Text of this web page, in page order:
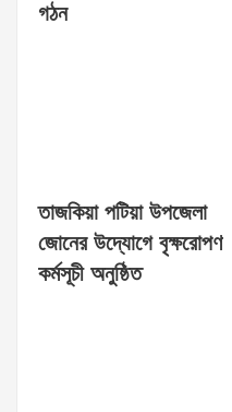
গঠন
তাজকিয়া পটিয়া উপজেলা
জোনের উদ্যোগে বৃক্ষরোপণ
কর্মসূচী অনুষ্ঠিত